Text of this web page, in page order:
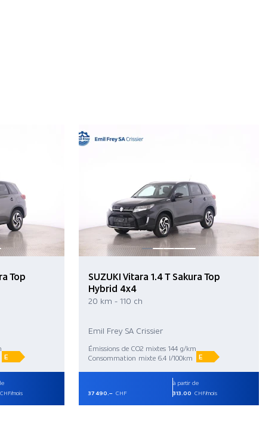
Top
E
CHF/mois
SUZUKI Vitara 1.4 T Sakura Top
Hybrid 4x4
20 km - 110 ch
Emil Frey SA Crissier
Émissions de CO2 mixtes 144 g/km
Consommation mixte 6.4 l/100km
E
37 490.– CHF
à partir de
313.00 CHF/mois